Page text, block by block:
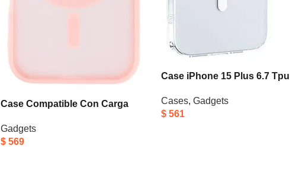
Case Compatible Con Carga
Max Rosa
Gadgets
$569
Case iPhone 15 Plus 6.7 Tpu
Transparente Transparente Tpu
Cases, Gadgets
$ 561